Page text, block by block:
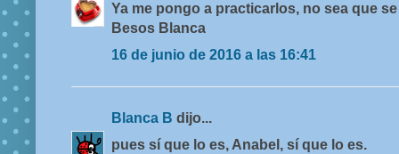
Ya me pongo a practicarlos, no sea que
Besos Blanca
16 de junio de 2016 a las 16:41
Blanca B dijo...
pues sí que lo es, Anabel, sí que lo es.